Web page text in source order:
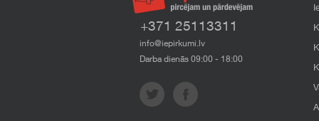
+371 25113311
info@iepirkumi.lv
Darba dienās 09:00 - 18:00